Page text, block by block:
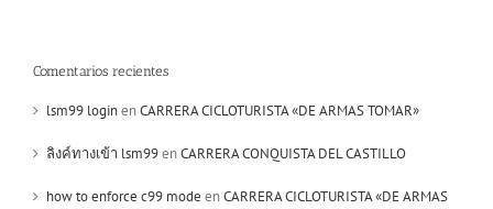
Comentarios recientes
lsm99 loginenCARRERA CICLOTURISTA «DE ARMAS TOMAR»
ลิงค์ทางเข้า lsm99enCARRERA CONQUISTA DEL CASTILLO
how to enforce c99 mode enCARRERA CICLOTURISTA «DE ARMAS